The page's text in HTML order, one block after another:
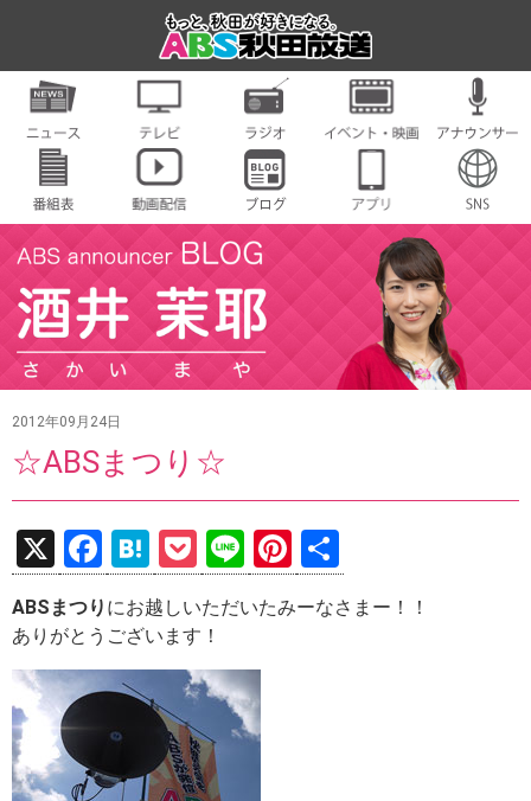
2012年09月24日
☆ABSまつり☆
X
F
a
ce
b
o
o
k
H
at
e
n
a
P
o
ck
et
Li
n
e
Pi
nt
er
有
ABSまつり にお越しいただいたみーなさまー！！
ありがとうございます！